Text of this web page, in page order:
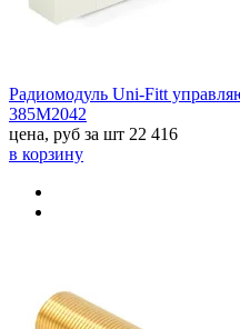
Радиомодуль Uni-Fitt
385M2042
цена, руб за шт 22 416
в корзину